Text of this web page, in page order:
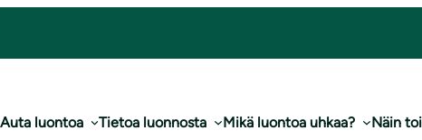
Auta luontoa Tietoa luonnosta Mikä luontoa uhkaa? Näin
kirjelmään EU:n metsien mo­ni­to­roin­tia­se­tuksesta